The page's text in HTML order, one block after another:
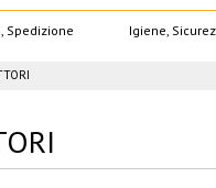
Spedizione Igiene,